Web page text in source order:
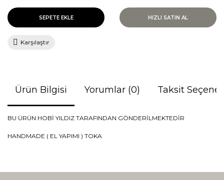
SEPETE EKLE HIZLI SATIN AL
Karşılaştır
Ürün Bilgisi Yorumlar (0) Taksit
BU ÜRÜN HOBİ YILDIZ TARAFINDAN GÖNDERİLMEKTEDİR
HANDMADE ( EL YAPIMI ) TOKA
konularda yetersiz gördüğünüz noktaları öneri formunu